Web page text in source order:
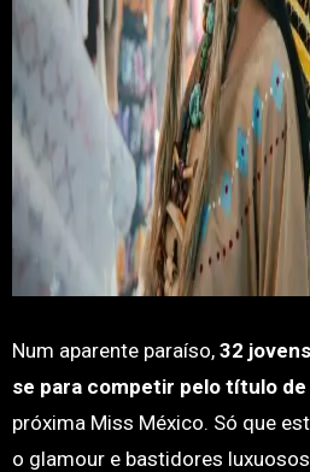
Num aparente paraíso, 32
se para competir pelo título de
próxima Miss México. Só que
o glamour e bastidores